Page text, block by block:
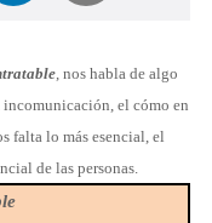
, nos habla de algo
el cómo en
falta lo más esencial, el
de las personas.